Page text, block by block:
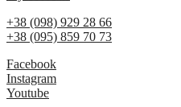
+38 (098) 929 28 66
+38 (095) 859 70 73
Facebook
Instagram
Youtube